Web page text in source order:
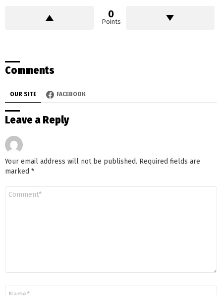
0
Points
Comments
OUR SITE FACEBOOK
Leave a Reply
Your email address will not be published. Required fields are
marked *